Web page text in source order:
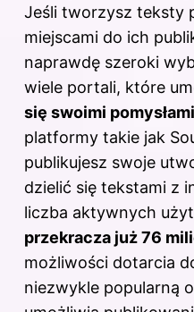
Jeśli tworzysz teksty
miejscami do ich
naprawdę szeroki
wiele portali, które
się swoimi pomysłami
platformy takie jak
publikujesz swoje
dzielić się tekstami z
liczba aktywnych
przekracza już 76
możliwości dotarcia
niezwykle popularną